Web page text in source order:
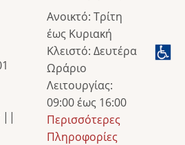
||
Ανοικτό: Τρίτη
έως Κυριακή
Κλειστό: Δευτέρα
Ωράριο
Λειτουργίας:
09:00 έως 16:00
Περισσότερες
Πληροφορίες